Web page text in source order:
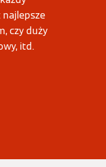
czy duży
itd.